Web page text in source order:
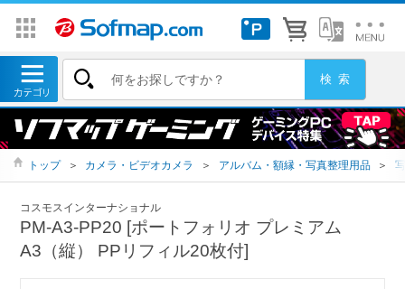
トップ ＞ カメラ・ビデオカメラ ＞ アルバム・額縁・写真整理用品 ＞
コスモスインターナショナル
PM-A3-PP20 [ポートフォリオ プレミアム
A3（縦） PPリフィル20枚付]